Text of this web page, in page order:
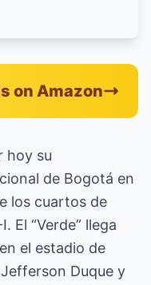
on Amazon
hoy su
de Bogotá en
los cuartos de
El “Verde” llega
el estadio de
Duque y